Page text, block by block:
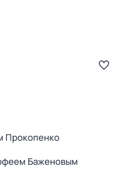
Прокопенко
Баженовым